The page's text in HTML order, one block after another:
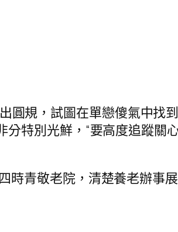
圓規，試圖在單戀傻氣中找
特別光鮮，“要高度追蹤關心
時青敬老院，清楚養老辦事